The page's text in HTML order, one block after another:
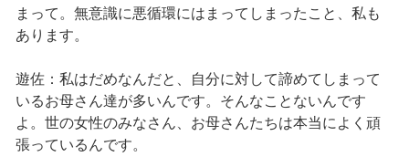
まって。無意識に悪循環にはまってしまったこと、私も
あります。
遊佐：私はだめなんだと、自分に対して諦めてしまって
いるお母さん達が多いんです。そんなことないんです
よ。世の女性のみなさん、お母さんたちは本当によく頑
張っているんです。